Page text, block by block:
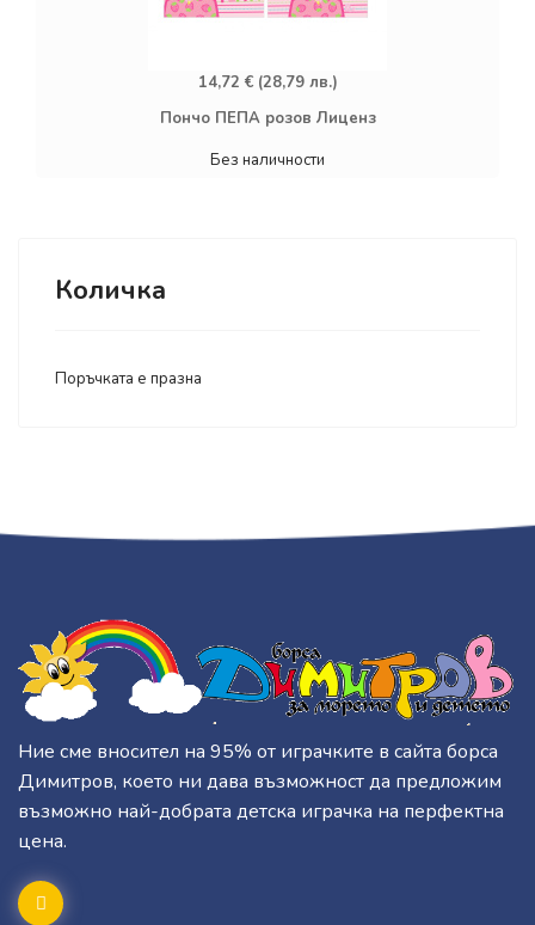
14,72 € (28,79 лв.)
Пончо ПЕПА розов Лиценз
Без наличности
Количка
Поръчката е празна
Ние сме вносител на 95% от играчките в сайта борса
Димитров, което ни дава възможност да предложим
възможно най-добрата детска играчка на перфектна
цена.